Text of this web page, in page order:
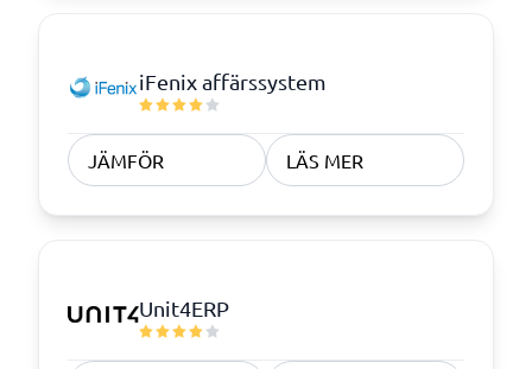
iFenix affärssystem
JÄMFÖR LÄS MER
Unit4ERP